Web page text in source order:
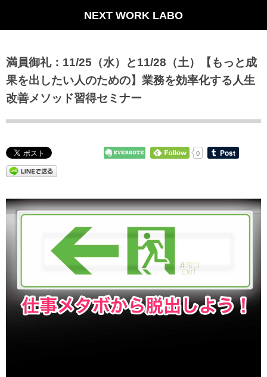
NEXT WORK LABO
満員御礼：11/25（水）と11/28（土）【もっと成
果を出したい人のための】業務を効率化する人生
改善メソッド習得セミナー
0